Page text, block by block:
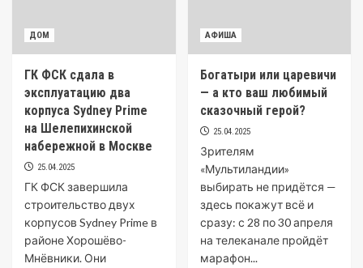
ДОМ
ГК ФСК сдала в
эксплуатацию два
корпуса Sydney Prime
на Шелепихинской
набережной в Москве
25.04.2025
ГК ФСК завершила
строительство двух
корпусов Sydney Prime в
районе Хорошёво-
Мнёвники. Они
АФИША
Богатыри или царевичи
— а кто ваш любимый
сказочный герой?
25.04.2025
Зрителям
«Мультиландии»
выбирать не придётся —
здесь покажут всё и
сразу: с 28 по 30 апреля
на телеканале пройдёт
марафон...